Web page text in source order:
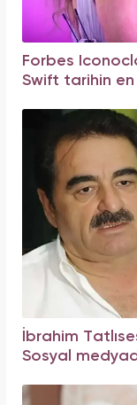
Forbes
Swift tarihin en
İbrahim
Sosyal